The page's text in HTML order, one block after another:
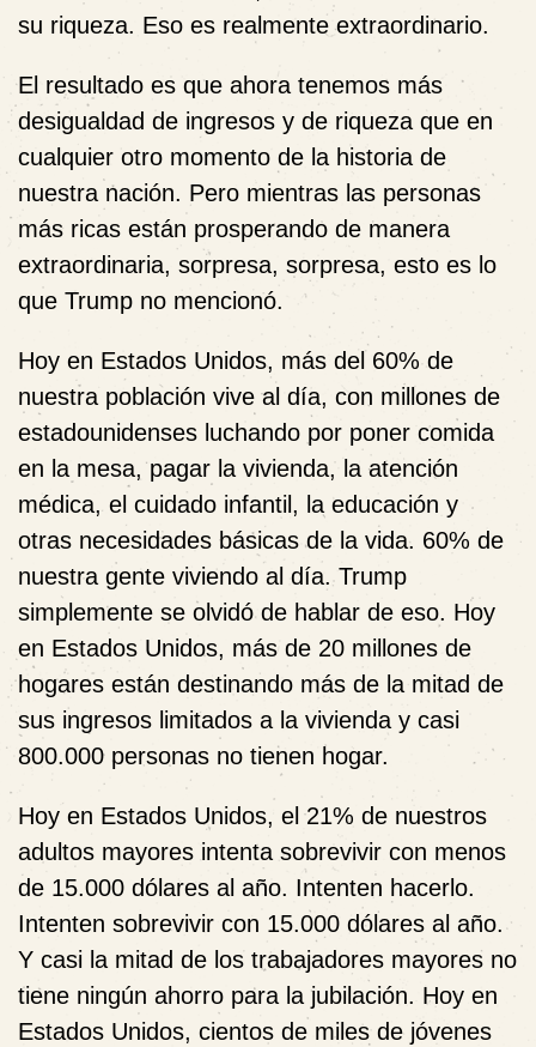
su riqueza. Eso es realmente extraordinario.
El resultado es que ahora tenemos más
desigualdad de ingresos y de riqueza que en
cualquier otro momento de la historia de
nuestra nación. Pero mientras las personas
más ricas están prosperando de manera
extraordinaria, sorpresa, sorpresa, esto es lo
que Trump no mencionó.
Hoy en Estados Unidos, más del 60% de
nuestra población vive al día, con millones de
estadounidenses luchando por poner comida
en la mesa, pagar la vivienda, la atención
médica, el cuidado infantil, la educación y
otras necesidades básicas de la vida. 60% de
nuestra gente viviendo al día. Trump
simplemente se olvidó de hablar de eso. Hoy
en Estados Unidos, más de 20 millones de
hogares están destinando más de la mitad de
sus ingresos limitados a la vivienda y casi
800.000 personas no tienen hogar.
Hoy en Estados Unidos, el 21% de nuestros
adultos mayores intenta sobrevivir con menos
de 15.000 dólares al año. Intenten hacerlo.
Intenten sobrevivir con 15.000 dólares al año.
Y casi la mitad de los trabajadores mayores no
tiene ningún ahorro para la jubilación. Hoy en
Estados Unidos, cientos de miles de jóvenes